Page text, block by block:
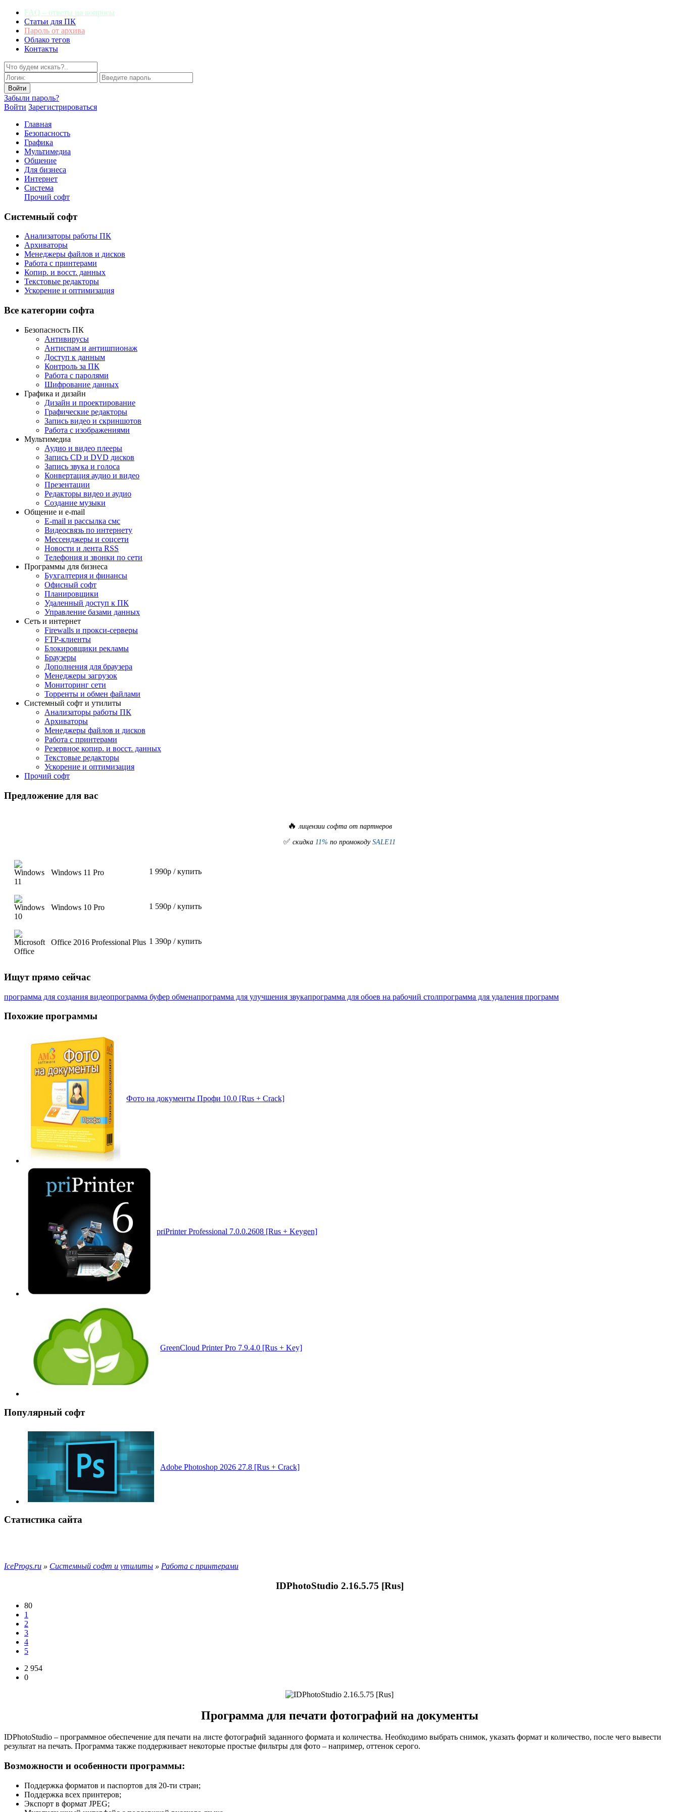
FAQ – ответы на вопросы
Статьи для ПК
Пароль от архива
Облако тегов
Контакты
Забыли пароль?
Войти Зарегистрироваться
Главная
Безопасность
Графика
Мультимедиа
Общение
Для бизнеса
Интернет
Система
Прочий софт
Системный софт
Анализаторы работы ПК
Архиваторы
Менеджеры файлов и дисков
Работа с принтерами
Копир. и восст. данных
Текстовые редакторы
Ускорение и оптимизация
Все категории софта
Безопасность ПК
Антивирусы
Антиспам и антишпионаж
Доступ к данным
Контроль за ПК
Работа с паролями
Шифрование данных
Графика и дизайн
Дизайн и проектирование
Графические редакторы
Запись видео и скриншотов
Работа с изображениями
Мультимедиа
Аудио и видео плееры
Запись CD и DVD дисков
Запись звука и голоса
Конвертация аудио и видео
Презентации
Редакторы видео и аудио
Создание музыки
Общение и e-mail
E-mail и рассылка смс
Видеосвязь по интернету
Мессенджеры и соцсети
Новости и лента RSS
Телефония и звонки по сети
Программы для бизнеса
Бухгалтерия и финансы
Офисный софт
Планировщики
Удаленный доступ к ПК
Управление базами данных
Сеть и интернет
Firewalls и прокси-серверы
FTP-клиенты
Блокировщики рекламы
Браузеры
Дополнения для браузера
Менеджеры загрузок
Мониторинг сети
Торренты и обмен файлами
Системный софт и утилиты
Анализаторы работы ПК
Архиваторы
Менеджеры файлов и дисков
Работа с принтерами
Резервное копир. и восст. данных
Текстовые редакторы
Ускорение и оптимизация
Прочий софт
Предложение для вас
🔥 лицензии софта от партнеров
✅ скидка 11% по промокоду SALE11
Windows 11 Pro 1 990р / купить
Windows 10 Pro 1 590р / купить
Office 2016 Professional Plus 1 390р / купить
Ищут прямо сейчас
программа для создания видеопрограмма буфер обменапрограмма для улучшения звукапрограмма для обоев на рабочий столпрограмма для удаления программ
Похожие программы
Фото на документы Профи 10.0 [Rus + Crack]
priPrinter Professional 7.0.0.2608 [Rus + Keygen]
GreenCloud Printer Pro 7.9.4.0 [Rus + Key]
Популярный софт
Adobe Photoshop 2026 27.8 [Rus + Crack]
Статистика сайта
IceProgs.ru » Системный софт и утилиты » Работа с принтерами
IDPhotoStudio 2.16.5.75 [Rus]
80
1
2
3
4
5
2 954
0
Программа для печати фотографий на документы
IDPhotoStudio – программное обеспечение для печати на листе фотографий заданного формата и количества. Необходимо выбрать снимок, указать формат и количество, после чего вывести
результат на печать. Программа также поддерживает некоторые простые фильтры для фото – например, оттенок серого.
Возможности и особенности программы:
Поддержка форматов и паспортов для 20-ти стран;
Поддержка всех принтеров;
Экспорт в формат JPEG;